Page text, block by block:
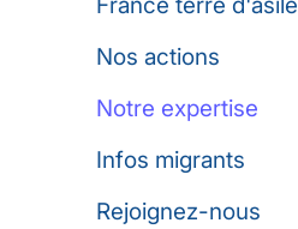
Nos actions
Notre expertise
Infos migrants
Rejoignez-nous